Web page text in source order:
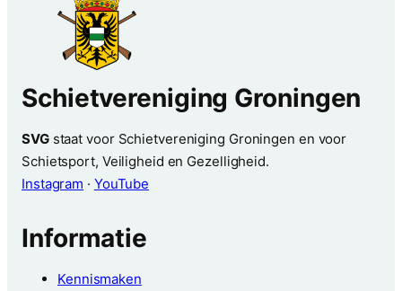
Schietvereniging Groningen
SVGstaat voor Schietvereniging Groningen en voor
Schietsport, Veiligheid en Gezelligheid.
Instagram · YouTube
Informatie
Kennismaken